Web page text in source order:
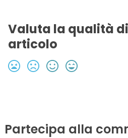
Valuta la qualità
articolo
Partecipa alla